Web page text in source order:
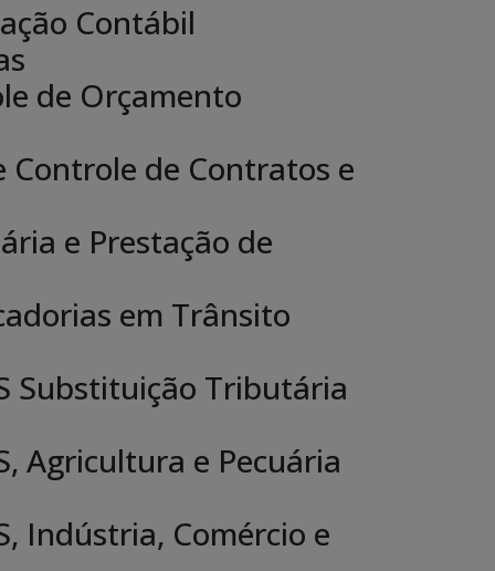
Contábil
de Orçamento
Controle de Contratos e
e Prestação de
em Trânsito
Substituição Tributária
Agricultura e Pecuária
Indústria, Comércio e